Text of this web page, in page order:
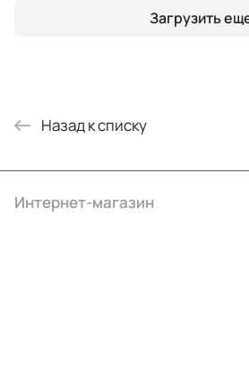
Загрузить
Назад к списку
Интернет-магазин